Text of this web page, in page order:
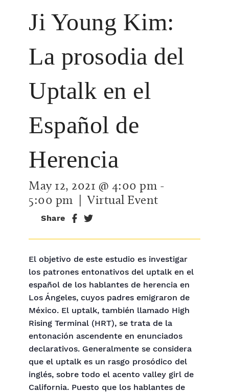
Ji Young Kim:
La prosodia del
Uptalk en el
Español de
Herencia
May 12, 2021 @ 4:00 pm -
5:00 pm | Virtual Event
Share
El objetivo de este estudio es investigar
los patrones entonativos del uptalk en el
español de los hablantes de herencia en
Los Ángeles, cuyos padres emigraron de
México. El uptalk, también llamado High
Rising Terminal (HRT), se trata de la
entonación ascendente en enunciados
declarativos. Generalmente se considera
que el uptalk es un rasgo prosódico del
inglés, sobre todo el acento valley girl de
California. Puesto que los hablantes de